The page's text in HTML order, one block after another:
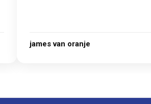
james van oranje